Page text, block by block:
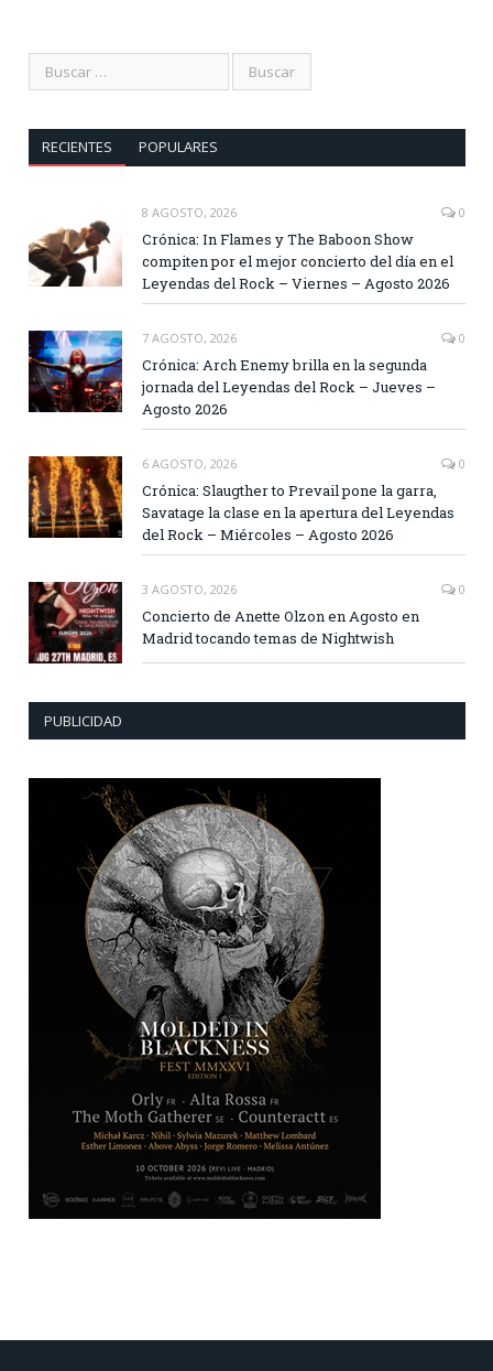
RECIENTES POPULARES
8 AGOSTO, 2026 0
Crónica: In Flames y The Baboon Show
compiten por el mejor concierto del día en el
Leyendas del Rock – Viernes – Agosto 2026
7 AGOSTO, 2026 0
Crónica: Arch Enemy brilla en la segunda
jornada del Leyendas del Rock – Jueves –
Agosto 2026
6 AGOSTO, 2026 0
Crónica: Slaugther to Prevail pone la garra,
Savatage la clase en la apertura del Leyendas
del Rock – Miércoles – Agosto 2026
3 AGOSTO, 2026 0
Concierto de Anette Olzon en Agosto en
Madrid tocando temas de Nightwish
PUBLICIDAD